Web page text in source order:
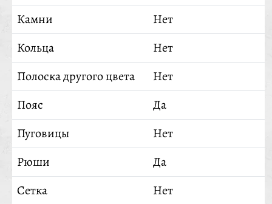
Камни
Нет
Кольца
Нет
Полоска другого цвета
Нет
Пояс
Да
Пуговицы
Нет
Рюши
Да
Сетка
Нет